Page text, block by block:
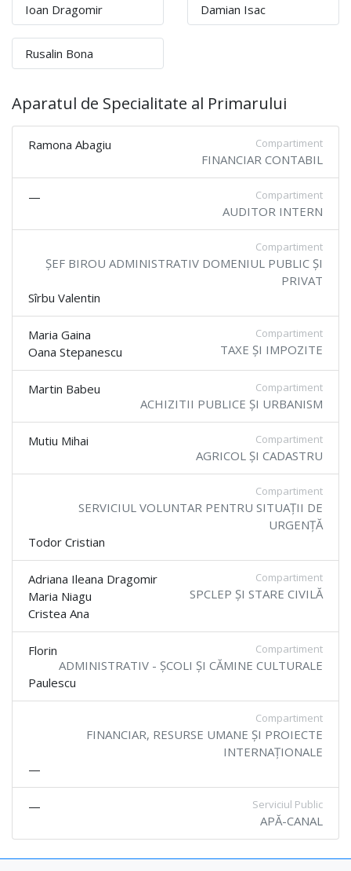
Ioan Dragomir Damian Isac
Rusalin Bona
Aparatul de Specialitate al Primarului
Compartiment
FINANCIAR CONTABIL
Ramona Abagiu
Compartiment
AUDITOR INTERN
—
Compartiment
ȘEF BIROU ADMINISTRATIV DOMENIUL PUBLIC ȘI
PRIVAT
Sîrbu Valentin
Compartiment
TAXE ȘI IMPOZITE
Maria Gaina
Oana Stepanescu
Compartiment
ACHIZITII PUBLICE ȘI URBANISM
Martin Babeu
Compartiment
AGRICOL ȘI CADASTRU
Mutiu Mihai
Compartiment
SERVICIUL VOLUNTAR PENTRU SITUAȚII DE
URGENȚĂ
Todor Cristian
Compartiment
SPCLEP ȘI STARE CIVILĂ
Adriana Ileana Dragomir
Maria Niagu
Cristea Ana
Compartiment
ADMINISTRATIV - ȘCOLI ȘI CĂMINE CULTURALE
Florin
Paulescu
Compartiment
FINANCIAR, RESURSE UMANE ȘI PROIECTE
INTERNAȚIONALE
—
Serviciul Public
APĂ-CANAL
—